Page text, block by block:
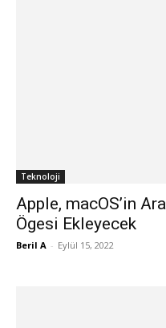
Teknoloji
Apple, macOS’in
Ögesi Ekleyecek
Beril A - Eylül 15, 2022